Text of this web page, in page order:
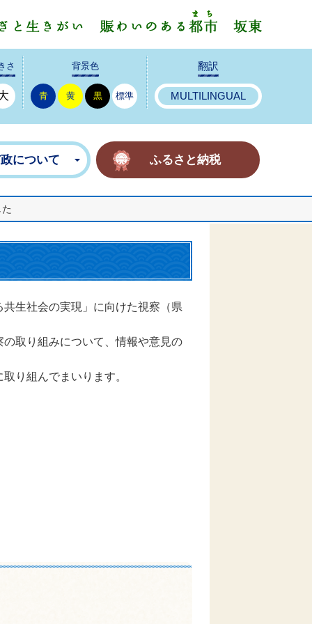
さ 背景色
青 黄 黒 標準
翻訳
MULTILINGUAL
について ふるさと納税
生社会の実現」に向けた視察（県
取り組みについて、情報や意見の
り組んでまいります。